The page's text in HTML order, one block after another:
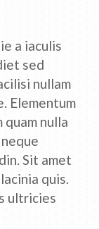
a iaculis
sed
nullam
Elementum
nulla
Sit amet
quis.
ultricies